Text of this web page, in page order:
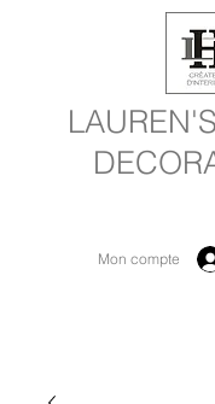
Mon compte